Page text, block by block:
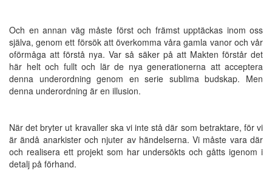
Och en annan väg måste först och främst upptäckas inom oss
själva, genom ett försök att överkomma våra gamla vanor och vår
oförmåga att förstå nya. Var så säker på att Makten förstår det
här helt och fullt och lär de nya generationerna att acceptera
denna underordning genom en serie sublima budskap. Men
denna underordning är en illusion.
När det bryter ut kravaller ska vi inte stå där som betraktare, för vi
är ändå anarkister och njuter av händelserna. Vi måste vara där
och realisera ett projekt som har undersökts och gåtts igenom i
detalj på förhand.